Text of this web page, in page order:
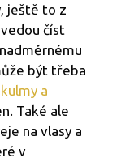
ještě to z
číst
být třeba
a
Také ale
na vlasy a
v